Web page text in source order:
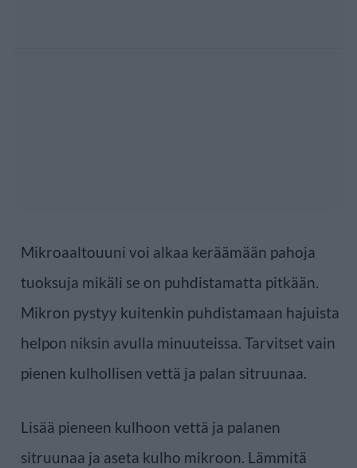
Mikroaaltouuni voi alkaa keräämään pahoja
tuoksuja mikäli se on puhdistamatta pitkään.
Mikron pystyy kuitenkin puhdistamaan hajuista
helpon niksin avulla minuuteissa. Tarvitset vain
pienen kulhollisen vettä ja palan sitruunaa.
Lisää pieneen kulhoon vettä ja palanen
sitruunaa ja aseta kulho mikroon. Lämmitä